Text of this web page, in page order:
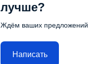
лучше?
Ждём ваших предложений
Написать